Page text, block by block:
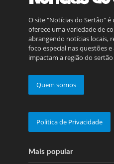
O site "Notícias do Sertão"
oferece uma variedade de
abrangendo notícias locais,
foco especial nas questões
impactam a região do
Quem somos
Politica de Privacidade
Mais popular